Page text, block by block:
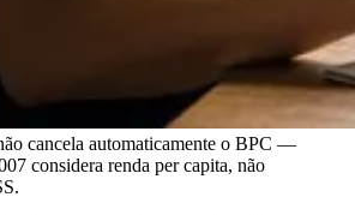
cancela automaticamente o BPC —
considera renda per capita, não